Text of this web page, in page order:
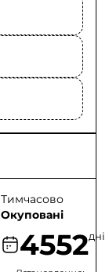
Тимчасово
Окуповані
4552дні